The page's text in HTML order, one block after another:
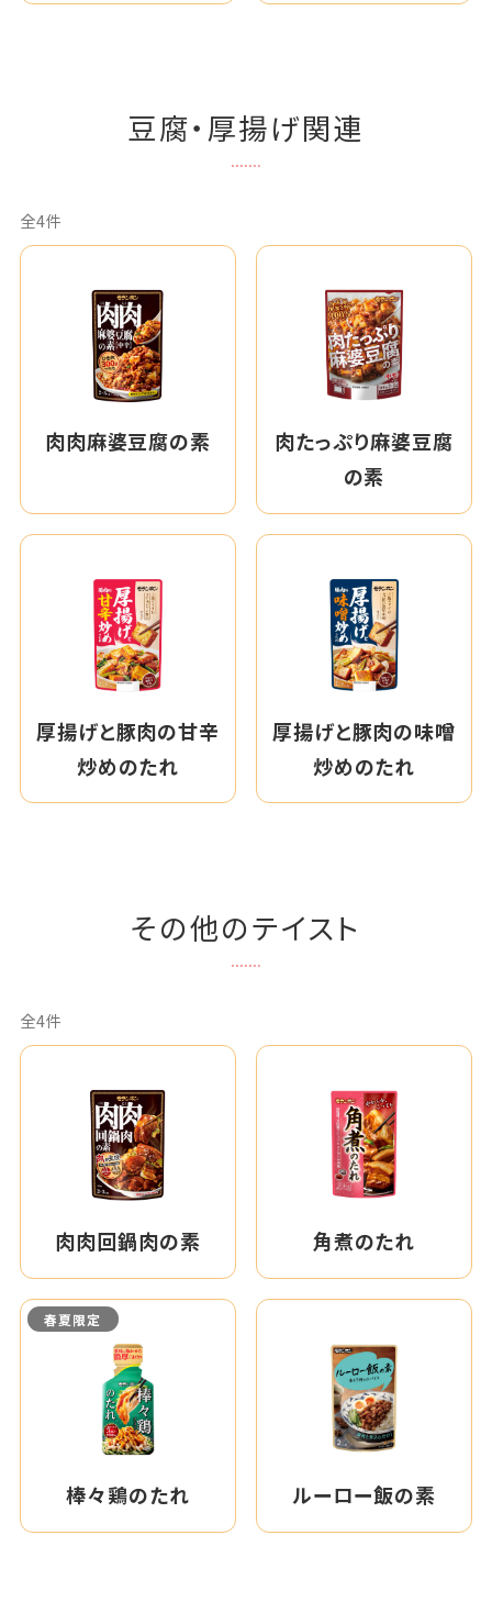
豆腐・厚揚げ関連
全4件
肉肉麻婆豆腐の素
肉たっぷり麻婆豆腐
の素
厚揚げと豚肉の甘辛
炒めのたれ
厚揚げと豚肉の味噌
炒めのたれ
その他のテイスト
全4件
肉肉回鍋肉の素 角煮のたれ
春夏限定
棒々鶏のたれ ルーロー飯の素